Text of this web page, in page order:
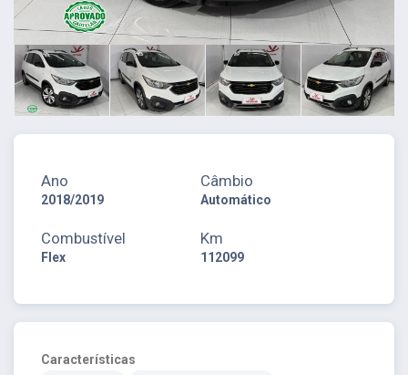
Ano
2018/2019
Câmbio
Automático
Combustível
Flex
Km
112099
Características